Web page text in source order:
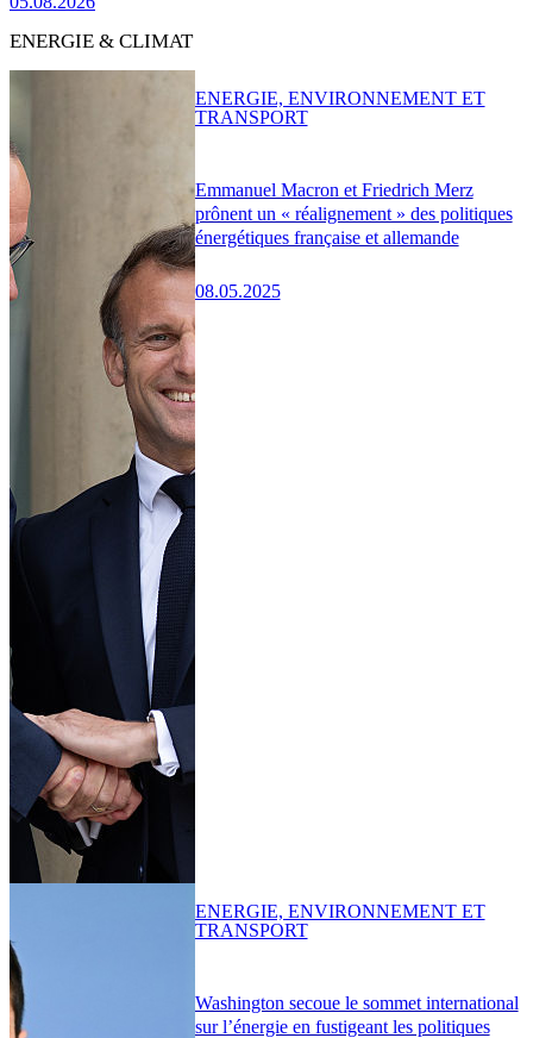
ENERGIE & CLIMAT
Emmanuel Macron et Friedrich Merz
prônent un « réalignement » des politiques
énergétiques française et allemande
08.05.2025
ENERGIE, ENVIRONNEMENT ET
TRANSPORT
Washington secoue le sommet international
sur l’énergie en fustigeant les politiques
ENERGIE, ENVIRONNEMENT ET
TRANSPORT